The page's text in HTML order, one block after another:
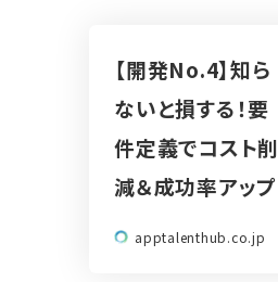
【開発No.4】知ら
ないと損する！要
件定義でコスト削
減＆成功率アップ
apptalenthub.co.jp